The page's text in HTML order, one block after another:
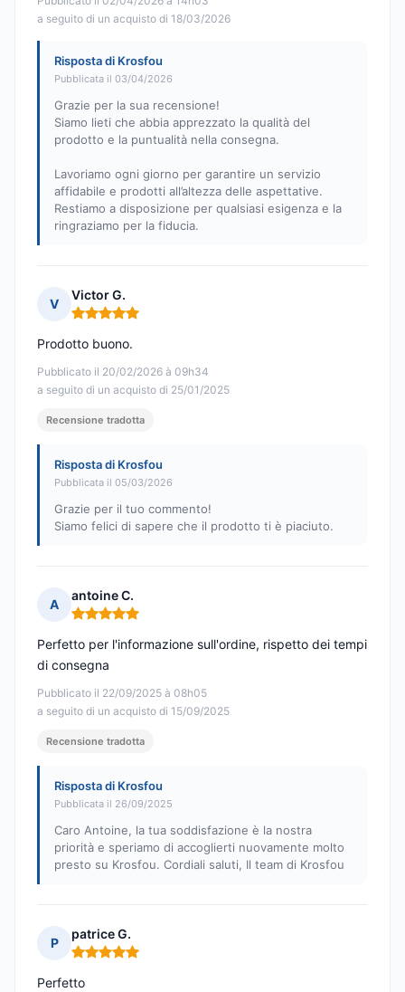
a seguito di un acquisto di 18/03/2026
Risposta di Krosfou
Pubblicata il 03/04/2026
Grazie per la sua recensione!
Siamo lieti che abbia apprezzato la qualità del
prodotto e la puntualità nella consegna.
Lavoriamo ogni giorno per garantire un servizio
affidabile e prodotti all’altezza delle aspettative.
Restiamo a disposizione per qualsiasi esigenza e la
ringraziamo per la fiducia.
V
Victor G.
Nota: 5 su 5
Pubblicato il 20/02/2026 à 09h34
a seguito di un acquisto di 25/01/2025
Prodotto buono.
Recensione tradotta
Risposta di Krosfou
Pubblicata il 05/03/2026
Grazie per il tuo commento!
Siamo felici di sapere che il prodotto ti è piaciuto.
A
antoine C.
Nota: 5 su 5
Pubblicato il 22/09/2025 à 08h05
a seguito di un acquisto di 15/09/2025
Perfetto per l'informazione sull'ordine, rispetto dei tempi
di consegna
Recensione tradotta
Risposta di Krosfou
Pubblicata il 26/09/2025
Caro Antoine, la tua soddisfazione è la nostra
priorità e speriamo di accoglierti nuovamente molto
presto su Krosfou. Cordiali saluti, Il team di Krosfou
P
patrice G.
Nota: 5 su 5
Perfetto